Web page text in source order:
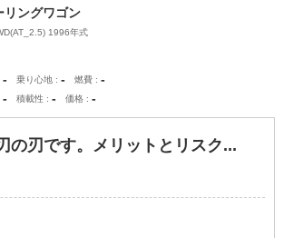
リングワゴン
1996年式
- 乗り心地 - 燃費 -
- 積載性 - 価格 -
の刃です。メリットとリスク...